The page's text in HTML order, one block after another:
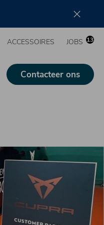
ACCESSOIRES JOBS 13
Contacteer ons